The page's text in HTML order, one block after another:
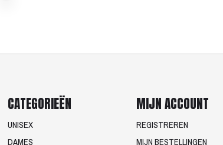
CATEGORIEËN
UNISEX
DAMES
MIJN ACCOUNT
REGISTREREN
MIJN BESTELLINGEN